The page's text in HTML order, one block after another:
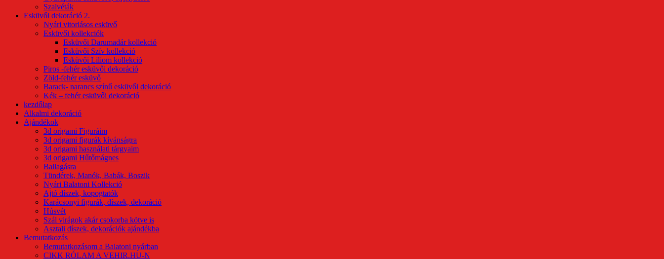
Szalvéták
Esküvői dekoráció 2.
Nyári vitorlásos esküvő
Esküvői kollekciók
Esküvői Darumadár kollekció
Esküvői Szív kollekció
Esküvői Liliom kollekció
Piros -fehér esküvői dekoráció
Zöld-fehér esküvő
Barack- narancs színű esküvői dekoráció
Kék – fehér esküvői dekoráció
kezdőlap
Alkalmi dekoráció
Ajándékok
3d origami Figuráim
3d origami figurák kívánságra
3d origami használati tárgyaim
3d origami Hűtőmágnes
Ballagásra
Tündérek, Manók, Babák, Boszik
Nyári Balatoni Kollekció
Ajtó díszek, kopogtatók
Karácsonyi figurák, díszek, dekoráció
Húsvét
Szál virágok akár csokorba kötve is
Asztali díszek, dekorációk ajándékba
Bemutatkozás
Bemutatkozásom a Balatoni nyárban
CIKK RÓLAM A VEHIR.HU-N